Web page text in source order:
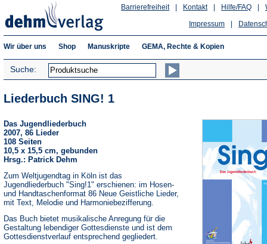
Hilfe/FAQ
Kontakt
Barrierefreiheit
Impressum
Wir über uns Shop Manuskripte GEMA, Rechte & Kopien
Suche:
Liederbuch SING! 1
Das Jugendliederbuch
2007, 86 Lieder
108 Seiten
10,5 x 15,5 cm, gebunden
Hrsg.: Patrick Dehm
Zum Weltjugendtag in Köln ist das
Jugendliederbuch "Sing!1" erschienen: im Hosen-
und Handtaschenformat 86 Neue Geistliche Lieder,
mit Text, Melodie und Harmoniebezifferung.
Das Buch bietet musikalische Anregung für die
Gestaltung lebendiger Gottesdienste und ist dem
Gottesdienstverlauf entsprechend gegliedert.